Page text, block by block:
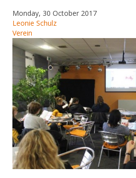
Monday, 30 October 2017
Leonie Schulz
Verein